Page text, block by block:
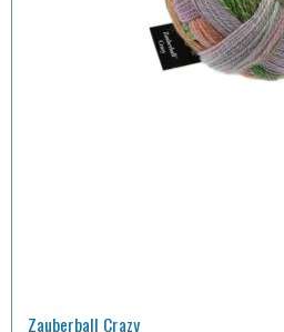
Zauberball Crazy